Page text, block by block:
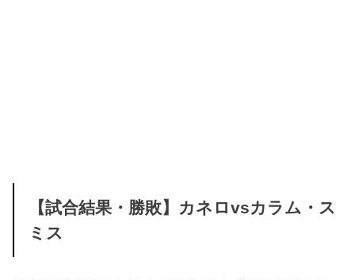
【試合結果・勝敗】カネロvsカラム・ス
ミス